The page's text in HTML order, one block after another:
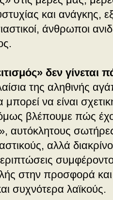
και ανάγκης,
άνθρωποι
δεν γίνεται
της αληθινής
να είναι
βλέπουμε πώς
αυτόκλητους
αλλά
στην προσφορά και
συχνότερα λαϊκούς.